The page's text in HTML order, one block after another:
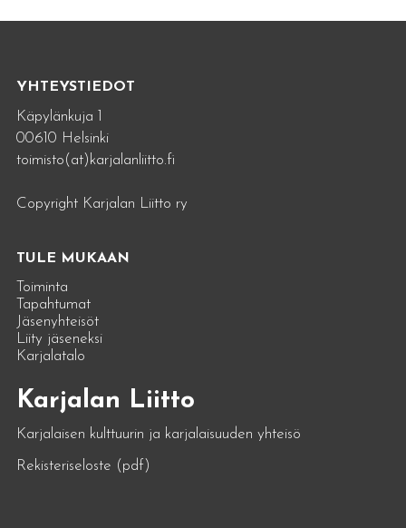
YHTEYSTIEDOT
Käpylänkuja 1
00610 Helsinki
toimisto(at)karjalanliitto.fi
Copyright Karjalan Liitto ry
TULE MUKAAN
Toiminta
Tapahtumat
Jäsenyhteisöt
Liity jäseneksi
Karjalatalo
Karjalan Liitto
Karjalaisen kulttuurin ja karjalaisuuden yhteisö
Rekisteriseloste (pdf)